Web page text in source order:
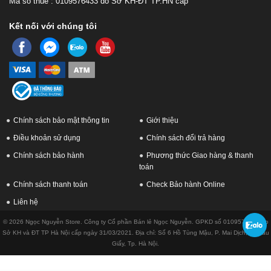
Laptop còn được trang bị Webcam HD, cổng mạng LAN và kết nối
các cuộc họp trực tuyến ở mọi nơi.
Kết nối với chúng tôi
Chính sách bảo mật thông tin Giới thiệu
Điều khoản sử dụng Chính sách đổi trả hàng
Chính sách bảo hành
Phương thức Giao hàng & thanh
toán
Chính sách thanh toán Check Bảo hành Online
Liên hệ
© 2026 Ngọc Nguyễn Store. Công ty Cổ phần Bán lẻ Ngọc Nguyễn. GPKD số 0109576433 do
Sở KH và ĐT TP Hà Nội cấp ngày 31/03/2021. Địa chỉ: Số 6 Hồ Tùng Mậu, P. Mai Dịch, Q. Cầu
Giấy, Tp. Hà Nội.